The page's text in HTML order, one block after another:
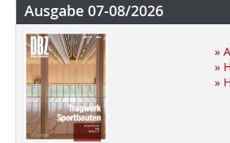
Ausgabe 07-08/2026
»
»
»